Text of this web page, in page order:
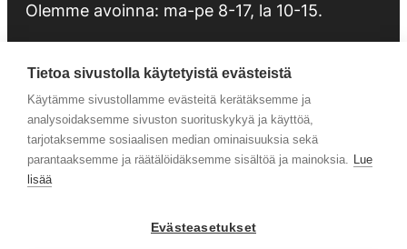
Olemme avoinna: ma-pe 8-17, la 10-15.
Tietosuojaseloste
Huolto
Tietoa sivustolla käytetyistä evästeistä
Käytämme sivustollamme evästeitä kerätäksemme ja
analysoidaksemme sivuston suorituskykyä ja käyttöä,
tarjotaksemme sosiaalisen median ominaisuuksia sekä
parantaaksemme ja räätälöidäksemme sisältöä ja mainoksia. Lue
lisää
Evästeasetukset